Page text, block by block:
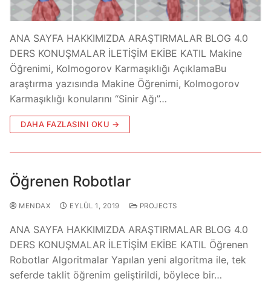
ANA SAYFA HAKKIMIZDA ARAŞTIRMALAR BLOG 4.0
DERS KONUŞMALAR İLETİŞİM EKİBE KATIL Makine
Öğrenimi, Kolmogorov Karmaşıklığı​ AçıklamaBu
araştırma yazısında Makine Öğrenimi, Kolmogorov
Karmaşıklığı konularını “Sinir Ağı”…
DAHA FAZLASINI OKU →
Öğrenen Robotlar
MENDAX EYLÜL 1, 2019 PROJECTS
ANA SAYFA HAKKIMIZDA ARAŞTIRMALAR BLOG 4.0
DERS KONUŞMALAR İLETİŞİM EKİBE KATIL Öğrenen
Robotlar Algoritmalar Yapılan yeni algoritma ile, tek
seferde taklit öğrenim geliştirildi, böylece bir…